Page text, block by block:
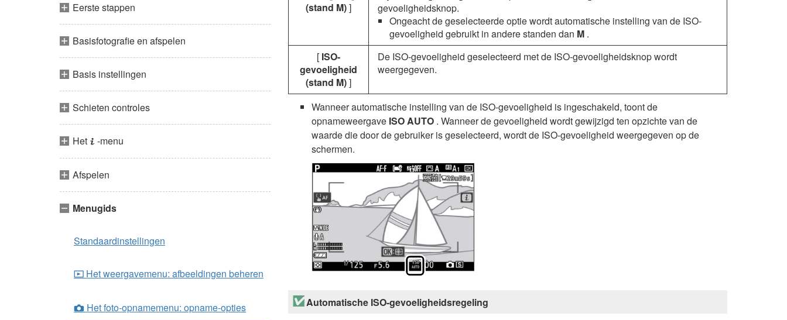
Eerste stappen
Basisfotografie en afspelen
Basis instellingen
Schieten controles
Het i -menu
Afspelen
Menugids
Standaardinstellingen
D Het weergavemenu: afbeeldingen beheren
C Het foto-opnamemenu: opname-opties
(stand M)]
gevoeligheidsknop.
Ongeacht de geselecteerde optie wordt automatische instelling van de ISO-
gevoeligheid gebruikt in andere standen dan M .
[ ISO-
gevoeligheid
(stand M)]
De ISO-gevoeligheid geselecteerd met de ISO-gevoeligheidsknop wordt
weergegeven.
Wanneer automatische instelling van de ISO-gevoeligheid is ingeschakeld, toont de
opnameweergave ISO AUTO . Wanneer de gevoeligheid wordt gewijzigd ten opzichte van de
waarde die door de gebruiker is geselecteerd, wordt de ISO-gevoeligheid weergegeven op de
schermen.
Automatische ISO-gevoeligheidsregeling